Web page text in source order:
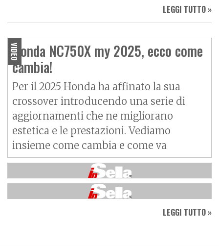
LEGGI TUTTO »
VIDEO
Honda NC750X my 2025, ecco come
cambia!
Per il 2025 Honda ha affinato la sua
crossover introducendo una serie di
aggiornamenti che ne migliorano
estetica e le prestazioni. Vediamo
insieme come cambia e come va
LEGGI TUTTO »